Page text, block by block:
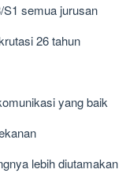
semua jurusan
26 tahun
yang baik
lebih diutamakan